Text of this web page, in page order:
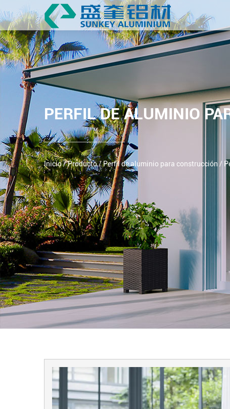
PERFIL DE ALUMINIO
Inicio/Producto/Perfil de aluminio para construcción /